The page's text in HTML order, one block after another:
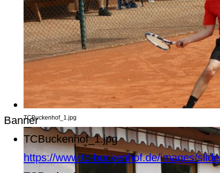
TCBuckenhof_1.jpg
Banner
TCBuckenhof_1.jpg
https://www.tc-buckenhof.de/images/